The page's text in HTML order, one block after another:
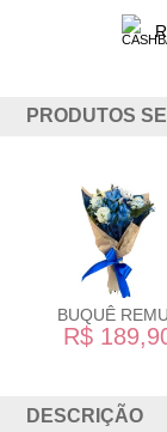
PRODUTOS
DESCRIÇÃO